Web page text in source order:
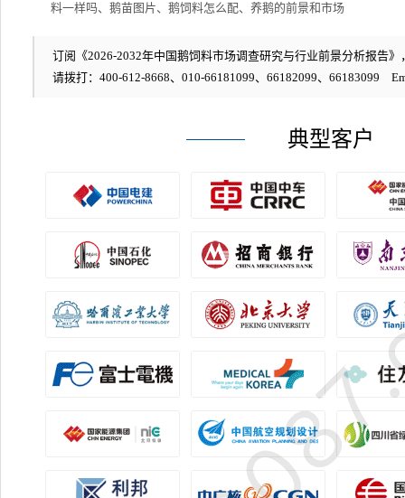
料一样吗、鹅苗图片、鹅饲料怎么配、养鹅的前景和市场
订阅《2026-2032年中国鹅饲料市场调查研究与行业前景分析报告》
请拨打：400-612-8668、010-66181099、66182099、66183099
典型客户